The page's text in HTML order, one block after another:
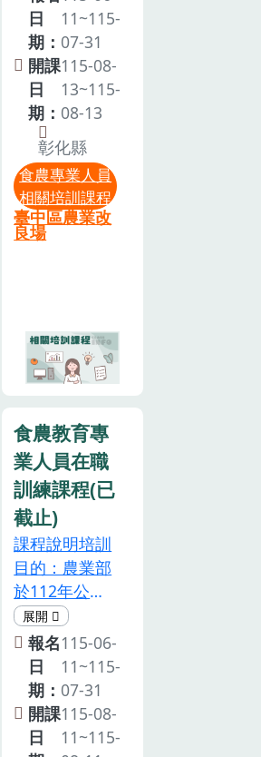
因名額有限，
主辦單位將依
報名者資格及
所在區域等條
件進行篩選；
如額滿則提前
關閉報名。為
珍惜訓練資
源，參訓人員
請全程參與，
如不克參加或
安排候補事
宜；如未請假
而未到者，因
及影響候補者
權益，未來將
影響後續上課
機會。如遇颱
風等天然災
害，當日雲林
縣不上班，則
本研習取消，
辦理日期另行
通知。
期)。注意事項
為尊重智慧財
產權，本課程
禁止錄影、錄
音等侵權行
為。本活動設
計非屬親子活
動，囿於現場
活動空間及設
備有限，請勿
請全程參與，
如不克參加或
未能全程參
知本場，俾便
安排候補事
宜。為響應環
保，請參訓人
員自備環保杯
及環保餐具。
如遇颱風等天
然災害，若當
日彰化縣不上
班，則本培訓
課程即同步取
消，辦理日期
將另行通知。
產大豆產業、
生產環境、營
養價值及多元
利用方式之認
識，將大豆相
關知識轉化為
食農教育教學
與推廣素材，
提升國民對國
產大豆及在地
工作的農會推
廣人員、營養
業志工等。注
意事項為尊重
智慧財產權，
本課程禁止錄
影、錄音等侵
權行為。本活
動設計非屬親
子活動，囿於
現場活動空間
及設備有限，
請勿帶孩童與
會。為珍惜訓
練資源，參訓
人員請全程參
日
期：
11~115-
07-31
開課
日
期：
115-08-
13~115-
08-13
彰化縣
食農專業人員
相關培訓課程
臺中區農業改
良場
食農教育專
業人員在職
訓練課程(已
截止)
課程說明培訓
目的：農業部
於112年公告
「食農教育專
業人員資格及
培訓辦法」，
規定食農教育
專業人員須在
取得資格後5
報名
日
期：
115-06-
11~115-
07-31
開課
日
115-08-
11~115-